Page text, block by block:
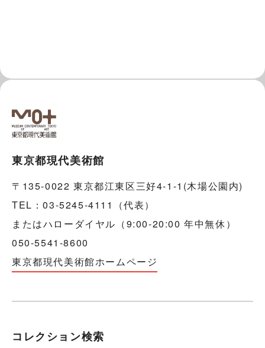
東京都現代美術館
〒135-0022 東京都江東区三好4-1-1(木場公園内)
TEL：03-5245-4111（代表）
またはハローダイヤル（9:00-20:00 年中無休）
050-5541-8600
東京都現代美術館ホームページ
コレクション検索